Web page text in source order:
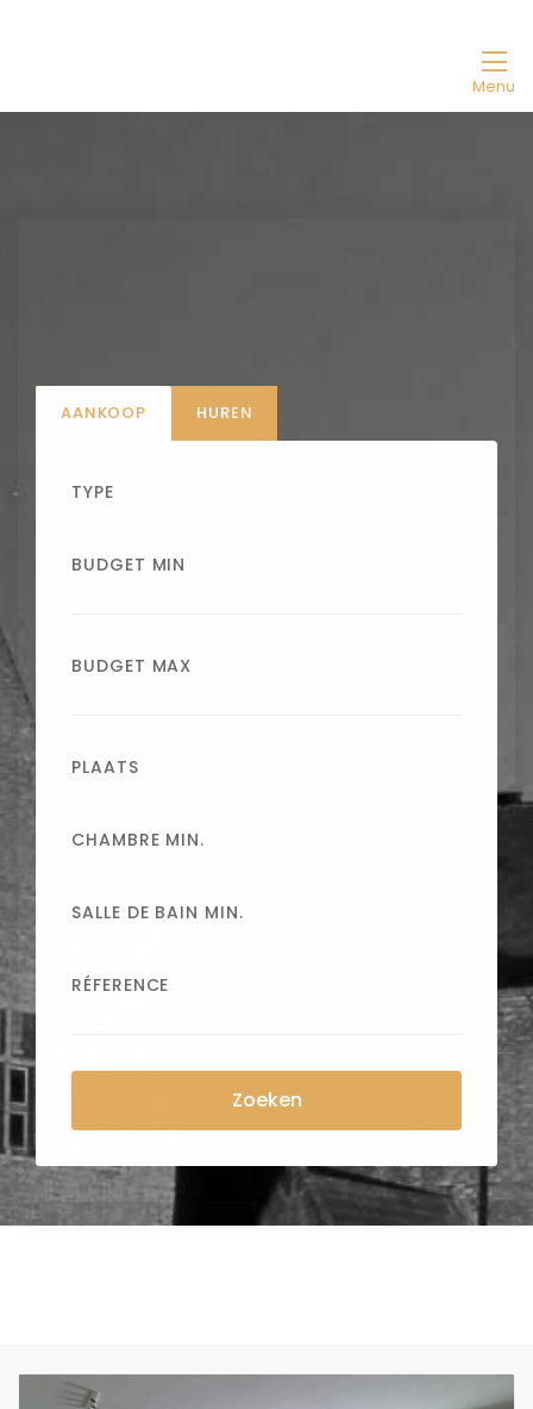
Menu
AANKOOP HUREN
TYPE
BUDGET MIN
BUDGET MAX
PLAATS
CHAMBRE MIN.
SALLE DE BAIN MIN.
RÉFERENCE
Zoeken